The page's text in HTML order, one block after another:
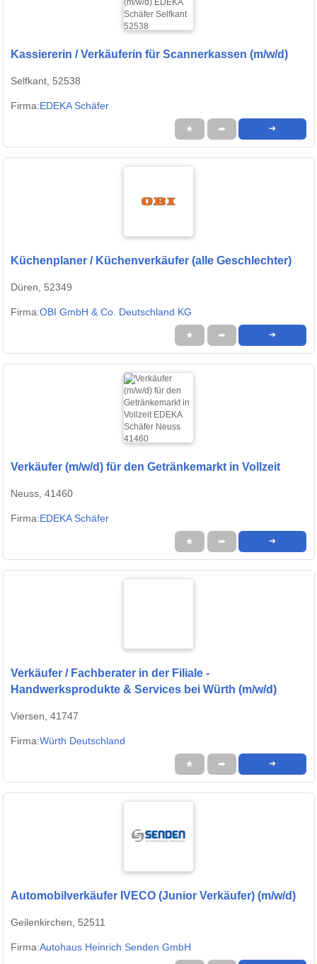
Kassiererin / Verkäuferin für Scannerkassen (m/w/d)
Selfkant, 52538
Firma:EDEKA Schäfer
★ ➦ ➜
Küchenplaner / Küchenverkäufer (alle Geschlechter)
Düren, 52349
Firma:OBI GmbH & Co. Deutschland KG
★ ➦ ➜
Verkäufer (m/w/d) für den Getränkemarkt in Vollzeit
Neuss, 41460
Firma:EDEKA Schäfer
★ ➦ ➜
Verkäufer / Fachberater in der Filiale -
Handwerksprodukte & Services bei Würth (m/w/d)
Viersen, 41747
Firma:Würth Deutschland
★ ➦ ➜
Automobilverkäufer IVECO (Junior Verkäufer) (m/w/d)
Geilenkirchen, 52511
Firma:Autohaus Heinrich Senden GmbH